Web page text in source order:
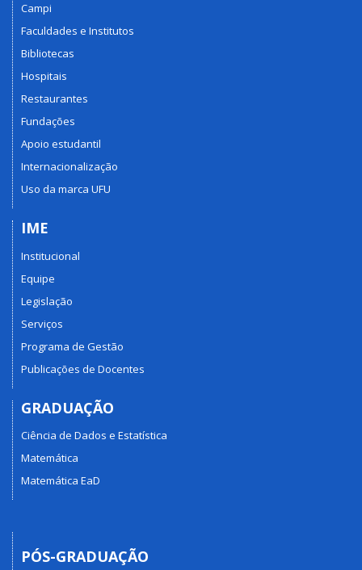
Campi
Faculdades e Institutos
Bibliotecas
Hospitais
Restaurantes
Fundações
Apoio estudantil
Internacionalização
Uso da marca UFU
IME
Institucional
Equipe
Legislação
Serviços
Programa de Gestão
Publicações de Docentes
GRADUAÇÃO
Ciência de Dados e Estatística
Matemática
Matemática EaD
PÓS-GRADUAÇÃO